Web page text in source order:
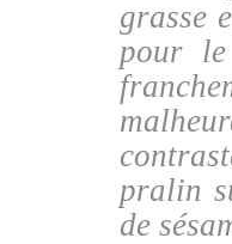
grasse
pour
pralin
de